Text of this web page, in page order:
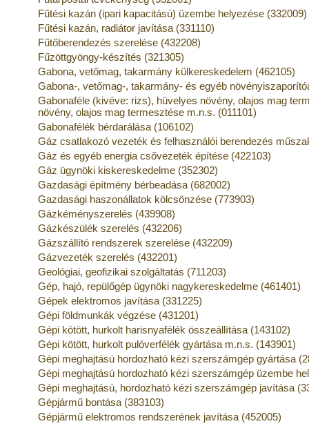
Fűtési kazán (ipari kapacitású) üzembe helyezése (332009)
Fűtési kazán, radiátor javítása (331110)
Fűtőberendezés szerelése (432208)
Fűzöttgyöngy-készítés (321305)
Gabona, vetőmag, takarmány külkereskedelem (462105)
Gabona-, vetőmag-, takarmány- és egyéb
Gabonaféle (kivéve: rizs), hüvelyes növény, olajos mag
növény, olajos mag termesztése m.n.s. (011101)
Gabonafélék bérdarálása (106102)
Gáz csatlakozó vezeték és felhasználói berendezés
Gáz és egyéb energia csővezeték építése (422103)
Gáz ügynöki kiskereskedelme (352302)
Gazdasági építmény bérbeadása (682002)
Gazdasági haszonállatok kölcsönzése (773903)
Gázkéményszerelés (439908)
Gázkészülék szerelés (432206)
Gázszállító rendszerek szerelése (432209)
Gázvezeték szerelés (432201)
Geológiai, geofizikai szolgáltatás (711203)
Gép, hajó, repülőgép ügynöki nagykereskedelme (461401)
Gépek elektromos javítása (331225)
Gépi földmunkák végzése (431201)
Gépi kötött, hurkolt harisnyafélék összeállítása (143102)
Gépi kötött, hurkolt pulóverfélék gyártása m.n.s. (143901)
Gépi meghajtású hordozható kézi szerszámgép gyártása
Gépi meghajtású hordozható kézi szerszámgép üzembe
Gépi meghajtású, hordozható kézi szerszámgép javítása
Gépjármű bontása (383103)
Gépjármű elektromos rendszerének javítása (452005)